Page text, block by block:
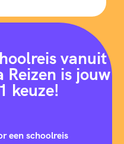
vanuit
Reizen is jouw
keuze!
een schoolreis
2
6
9
3